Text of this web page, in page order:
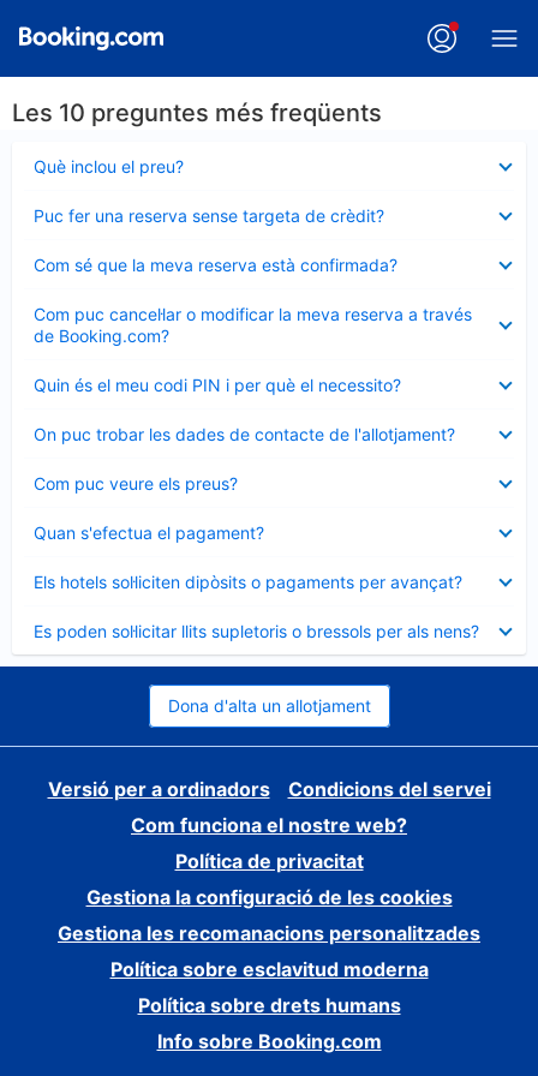
Les 10 preguntes més freqüents
Què inclou el preu?
tancat
Puc fer una reserva sense targeta de crèdit?
tancat
Com sé que la meva reserva està confirmada?
tancat
Com puc cancel·lar o modificar la meva reserva a través
de Booking.com?
tancat
Quin és el meu codi PIN i per què el necessito?
tancat
On puc trobar les dades de contacte de l'allotjament?
tancat
Com puc veure els preus?
tancat
Quan s'efectua el pagament?
tancat
Els hotels sol·liciten dipòsits o pagaments per avançat?
tancat
Es poden sol·licitar llits supletoris o bressols per als nens?
tancat
Dona d'alta un allotjament
Versió per a ordinadors
Condicions del servei
Com funciona el nostre web?
Política de privacitat
Gestiona la configuració de les cookies
Gestiona les recomanacions personalitzades
Política sobre esclavitud moderna
Política sobre drets humans
Info sobre Booking.com